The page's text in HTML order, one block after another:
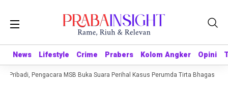
News Lifestyle Crime Prabers Kolom Angker Opini
News Lifestyle Crime Prabers Kolom Angker Opini
Pengacara MSB Buka Suara Perihal Kasus Perumda Tirta Bhagasasi